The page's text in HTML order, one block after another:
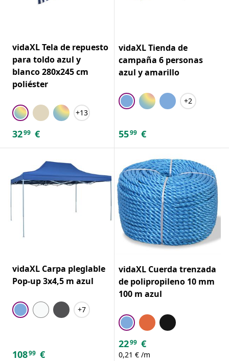
vidaXL Tela de repuesto
para toldo azul y
blanco 280x245 cm
poliéster
+13
3299 €
vidaXL Tienda de
campaña 6 personas
azul y amarillo
+2
5599 €
vidaXL Carpa pleglable
Pop-up 3x4,5 m azul
+7
10899 €
vidaXL Cuerda trenzada
de polipropileno 10 mm
100 m azul
2299 €
0,21 € /m